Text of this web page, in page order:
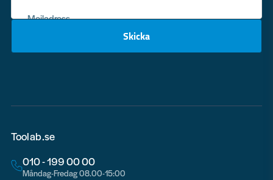
Mejladress
Skicka
Toolab.se
010 - 199 00 00
Måndag-Fredag 08.00-15:00